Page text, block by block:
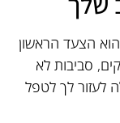
הצעד הראשון
סביבות לא
לעזור לך לטפל